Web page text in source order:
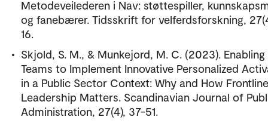
Metodeveilederen i Nav: støttespiller,
og fanebærer. Tidsskrift for velferdsforskning,
16.
Skjold, S. M., & Munkejord, M. C. (2023). Enabling
Teams to Implement Innovative Personalized
in a Public Sector Context: Why and How Frontline
Leadership Matters. Scandinavian Journal of
Administration, 27(4), 37-51.